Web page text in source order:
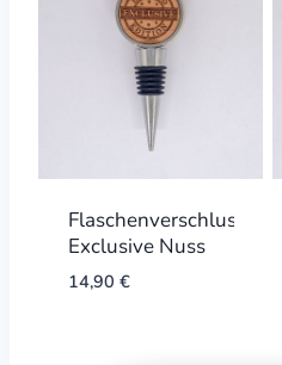
Flaschenverschluss
Exclusive Nuss
14,90 €